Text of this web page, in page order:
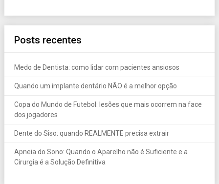
Posts recentes
Medo de Dentista: como lidar com pacientes ansiosos
Quando um implante dentário NÃO é a melhor opção
Copa do Mundo de Futebol: lesões que mais ocorrem na face
dos jogadores
Dente do Siso: quando REALMENTE precisa extrair
Apneia do Sono: Quando o Aparelho não é Suficiente e a
Cirurgia é a Solução Definitiva